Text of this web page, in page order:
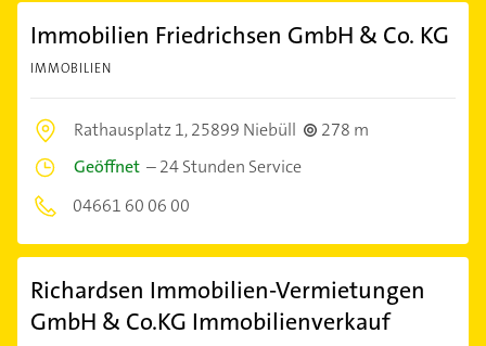
Immobilien Friedrichsen GmbH & Co. KG
IMMOBILIEN
Rathausplatz 1,25899 Niebüll
278 m
Geöffnet –24 Stunden Service
04661 60 06 00
Richardsen Immobilien-Vermietungen
GmbH & Co.KG Immobilienverkauf